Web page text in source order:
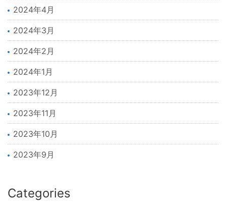
2024年4月
2024年3月
2024年2月
2024年1月
2023年12月
2023年11月
2023年10月
2023年9月
Categories